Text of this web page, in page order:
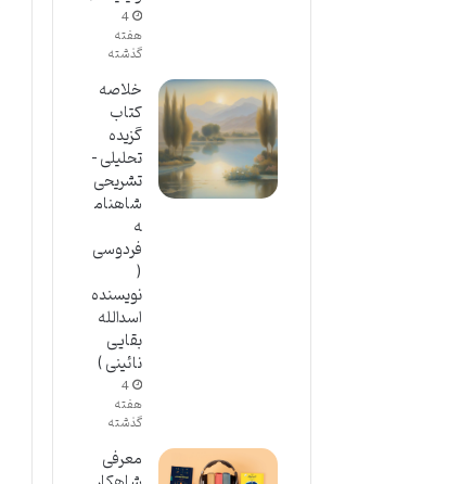
4
هفته
گذشته
خلاصه
کتاب
گزیده
تحلیلی –
تشریحی
شاهنام
ه
فردوسی
(
نویسنده
اسدالله
بقایی
نائینی )
4
هفته
گذشته
معرفی